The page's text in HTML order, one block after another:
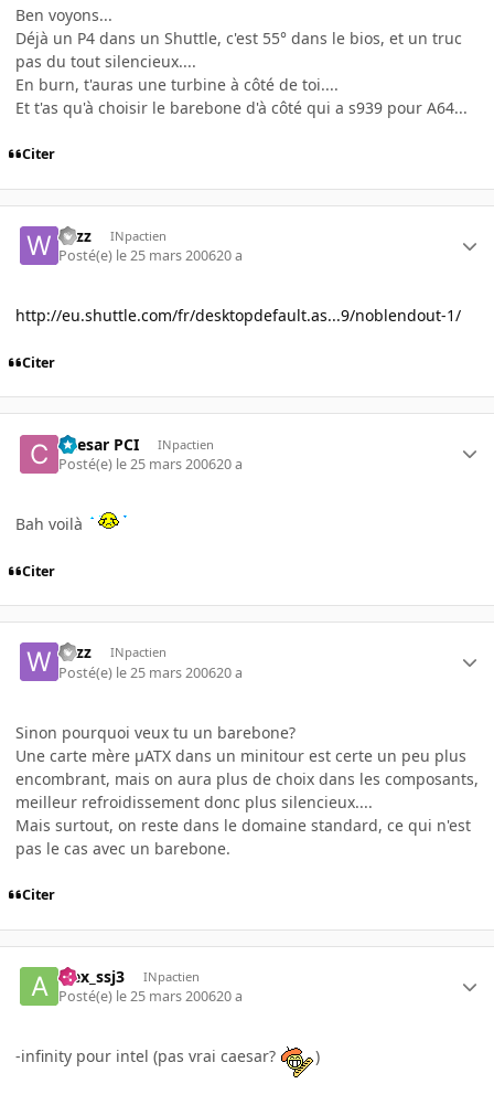
Ben voyons...
Déjà un P4 dans un Shuttle, c'est 55° dans le bios, et un truc
pas du tout silencieux....
En burn, t'auras une turbine à côté de toi....
Et t'as qu'à choisir le barebone d'à côté qui a s939 pour A64...
Citer
wizz INpactien
Posté(e) le 25 mars 200620 a
http://eu.shuttle.com/fr/desktopdefault.as...9/noblendout-1/
Citer
Caesar PCI INpactien
Posté(e) le 25 mars 200620 a
Bah voilà
Citer
wizz INpactien
Posté(e) le 25 mars 200620 a
Sinon pourquoi veux tu un barebone?
Une carte mère µATX dans un minitour est certe un peu plus
encombrant, mais on aura plus de choix dans les composants,
meilleur refroidissement donc plus silencieux....
Mais surtout, on reste dans le domaine standard, ce qui n'est
pas le cas avec un barebone.
Citer
alex_ssj3 INpactien
Posté(e) le 25 mars 200620 a
-infinity pour intel (pas vrai caesar? )